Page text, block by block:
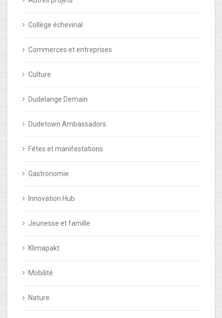
Collège échevinal
Commerces et entreprises
Culture
Dudelange Demain
Dudetown Ambassadors
Fêtes et manifestations
Gastronomie
Innovation Hub
Jeunesse et famille
Klimapakt
Mobilité
Nature